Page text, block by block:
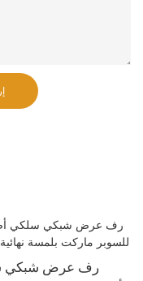
رف عرض شبكي